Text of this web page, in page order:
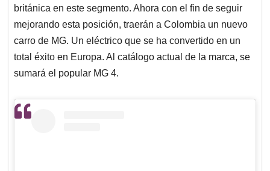
británica en este segmento. Ahora con el fin de seguir
mejorando esta posición, traerán a Colombia un nuevo
carro de MG. Un eléctrico que se ha convertido en un
total éxito en Europa. Al catálogo actual de la marca, se
sumará el popular MG 4.